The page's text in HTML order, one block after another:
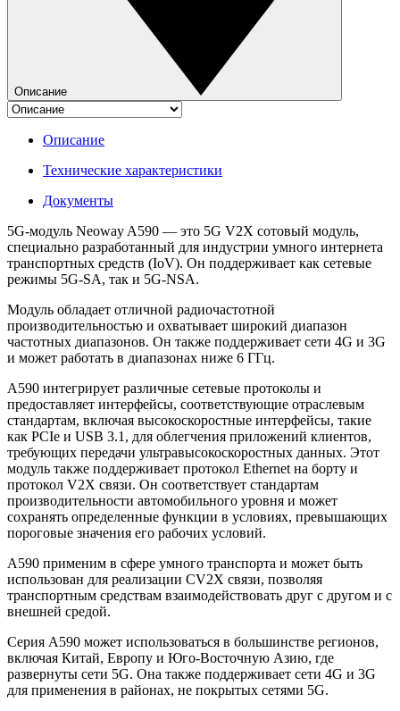
Описание
Описание
Технические характеристики
Документы
5G-модуль Neoway A590 — это 5G V2X сотовый модуль,
специально разработанный для индустрии умного интернета
транспортных средств (IoV). Он поддерживает как сетевые
режимы 5G-SA, так и 5G-NSA.
Модуль обладает отличной радиочастотной
производительностью и охватывает широкий диапазон
частотных диапазонов. Он также поддерживает сети 4G и 3G
и может работать в диапазонах ниже 6 ГГц.
A590 интегрирует различные сетевые протоколы и
предоставляет интерфейсы, соответствующие отраслевым
стандартам, включая высокоскоростные интерфейсы, такие
как PCIe и USB 3.1, для облегчения приложений клиентов,
требующих передачи ультравысокоскоростных данных. Этот
модуль также поддерживает протокол Ethernet на борту и
протокол V2X связи. Он соответствует стандартам
производительности автомобильного уровня и может
сохранять определенные функции в условиях, превышающих
пороговые значения его рабочих условий.
A590 применим в сфере умного транспорта и может быть
использован для реализации CV2X связи, позволяя
транспортным средствам взаимодействовать друг с другом и с
внешней средой.
Серия A590 может использоваться в большинстве регионов,
включая Китай, Европу и Юго-Восточную Азию, где
развернуты сети 5G. Она также поддерживает сети 4G и 3G
для применения в районах, не покрытых сетями 5G.